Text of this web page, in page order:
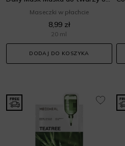
Maseczki w płachcie
8,99 zł
20 ml
DODAJ DO KOSZYKA